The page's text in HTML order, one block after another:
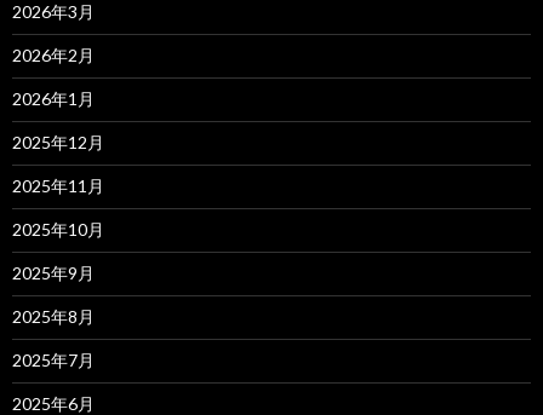
2026年3月
2026年2月
2026年1月
2025年12月
2025年11月
2025年10月
2025年9月
2025年8月
2025年7月
2025年6月